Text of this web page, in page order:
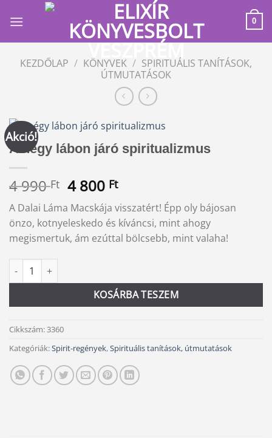
0
KEZDŐLAP / KÖNYVEK / SPIRITUÁLIS TANÍTÁSOK,
ÚTMUTATÁSOK
Akció!
A négy lábon járó spiritualizmus
4 990Ft Original
price
was:
4
990 Ft.
4 800 FtCurrent
price
is:
4
800 Ft.
A Dalai Láma Macskája visszatért! Épp oly bájosan
önzo, kotnyeleskedo és kíváncsi, mint ahogy
megismertuk, ám ezúttal bölcsebb, mint valaha!
A négy lábon járó spiritualizmus mennyiség
KOSÁRBA TESZEM
Alternative:
Cikkszám:3360
Kategóriák:Spirit-regények,Spirituális tanítások, útmutatások